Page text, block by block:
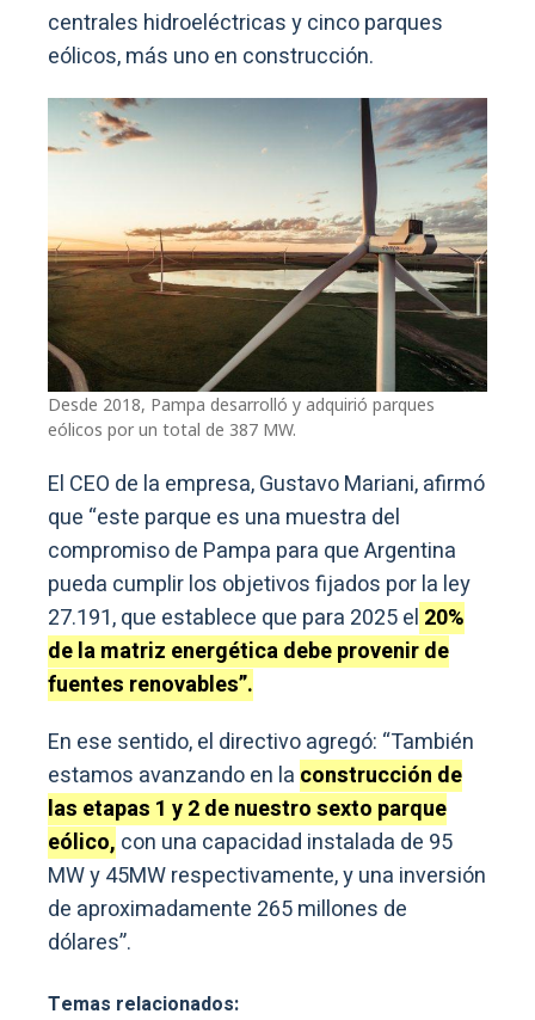
centrales hidroeléctricas y cinco parques
eólicos, más uno en construcción.
Desde 2018, Pampa desarrolló y adquirió parques
eólicos por un total de 387 MW.
El CEO de la empresa, Gustavo Mariani, afirmó
que “este parque es una muestra del
compromiso de Pampa para que Argentina
pueda cumplir los objetivos fijados por la ley
27.191, que establece que para 2025 el 20%
de la matriz energética debe provenir de
fuentes renovables”.
En ese sentido, el directivo agregó: “También
estamos avanzando en la construcción de
las etapas 1 y 2 de nuestro sexto parque
eólico, con una capacidad instalada de 95
MW y 45MW respectivamente, y una inversión
de aproximadamente 265 millones de
dólares”.
Temas relacionados: